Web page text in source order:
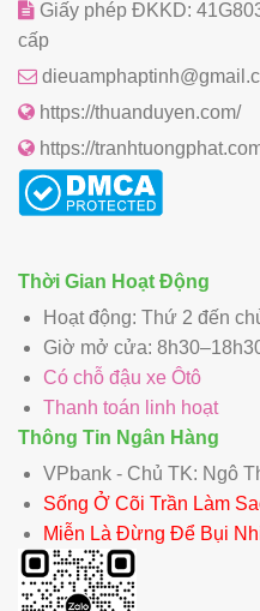
Giấy phép ĐKKD:
cấp
https://thuanduyen.com/
https://
Thời Gian Hoạt Động
Hoạt động: Thứ 2 đến
Giờ mở cửa:
Có chỗ đậu xe Ôtô
Thanh toán linh hoạt
Thông Tin Ngân Hàng
VPbank - Chủ TK: Ngô
Sống Ở Cõi Trần Làm
Miễn Là Đừng Để Bụi